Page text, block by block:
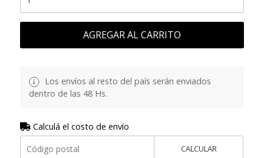
AGREGAR AL CARRITO
Los envíos al resto del país serán enviados
dentro de las 48 Hs.
Calculá el costo de envío
CALCULAR